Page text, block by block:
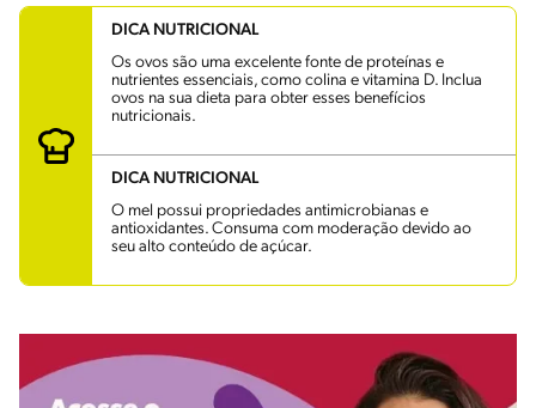
DICA NUTRICIONAL
Os ovos são uma excelente fonte de proteínas e
nutrientes essenciais, como colina e vitamina D. Inclua
ovos na sua dieta para obter esses benefícios
nutricionais.
DICA NUTRICIONAL
O mel possui propriedades antimicrobianas e
antioxidantes. Consuma com moderação devido ao
seu alto conteúdo de açúcar.